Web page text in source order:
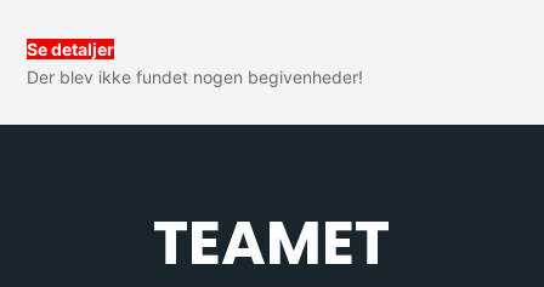
Se detaljer
Der blev ikke fundet nogen begivenheder!
TEAMET